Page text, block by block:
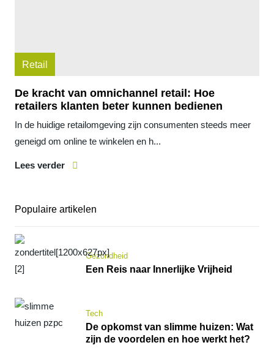
Retail
De kracht van omnichannel retail: Hoe
retailers klanten beter kunnen bedienen
In de huidige retailomgeving zijn consumenten steeds meer
geneigd om online te winkelen en h...
Lees verder
Populaire artikelen
Gezondheid
Een Reis naar Innerlijke Vrijheid
Tech
De opkomst van slimme huizen: Wat
zijn de voordelen en hoe werkt het?